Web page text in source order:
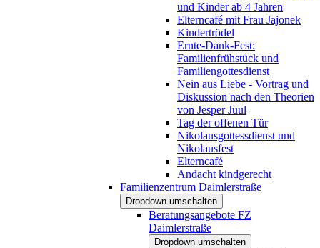
und Kinder ab 4 Jahren
Elterncafé mit Frau Jajonek
Kindertrödel
Ernte-Dank-Fest:
Familienfrühstück und
Familiengottesdienst
Nein aus Liebe - Vortrag und
Diskussion nach den Theorien
von Jesper Juul
Tag der offenen Tür
Nikolausgottessdienst und
Nikolausfest
Elterncafé
Andacht kindgerecht
Familienzentrum Daimlerstraße
Dropdown umschalten
Beratungsangebote FZ
Daimlerstraße
Dropdown umschalten